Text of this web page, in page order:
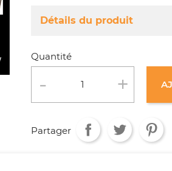
Détails du produit
Référence
Conditionnement :
tout
Quantité
Partager